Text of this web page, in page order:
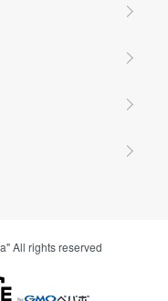
All rights reserved